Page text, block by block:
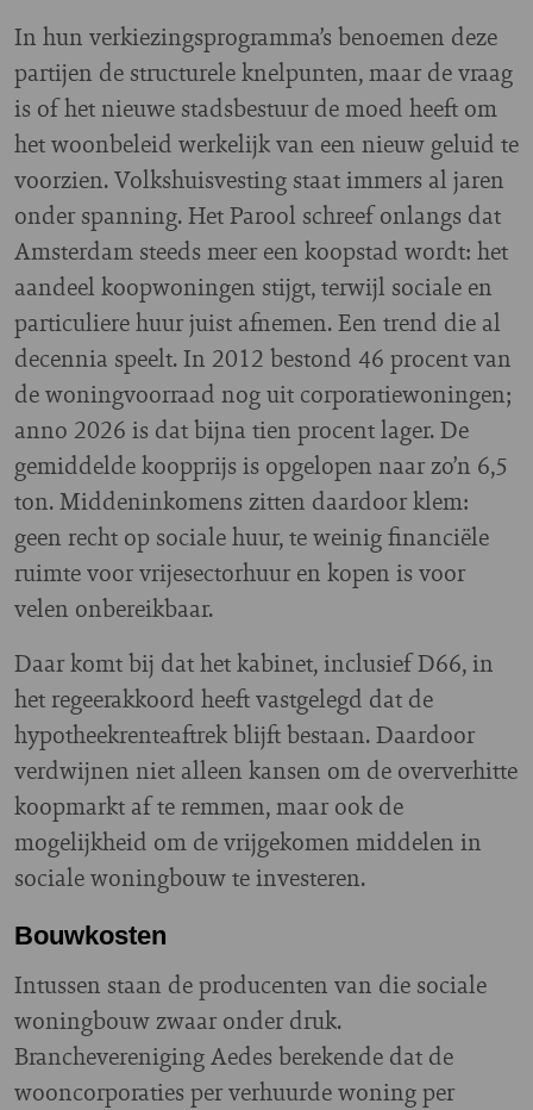
In hun verkiezingsprogramma’s benoemen deze
partijen de structurele knelpunten, maar de vraag
is of het nieuwe stadsbestuur de moed heeft om
het woonbeleid werkelijk van een nieuw geluid te
voorzien. Volkshuisvesting staat immers al jaren
onder spanning. Het Parool schreef onlangs dat
Amsterdam steeds meer een koopstad wordt: het
aandeel koopwoningen stijgt, terwijl sociale en
particuliere huur juist afnemen. Een trend die al
decennia speelt. In 2012 bestond 46 procent van
de woningvoorraad nog uit corporatiewoningen;
anno 2026 is dat bijna tien procent lager. De
gemiddelde koopprijs is opgelopen naar zo’n 6,5
ton. Middeninkomens zitten daardoor klem:
geen recht op sociale huur, te weinig financiële
ruimte voor vrijesectorhuur en kopen is voor
velen onbereikbaar.
Daar komt bij dat het kabinet, inclusief D66, in
het regeerakkoord heeft vastgelegd dat de
hypotheekrenteaftrek blijft bestaan. Daardoor
verdwijnen niet alleen kansen om de oververhitte
koopmarkt af te remmen, maar ook de
mogelijkheid om de vrijgekomen middelen in
sociale woningbouw te investeren.
Bouwkosten
Intussen staan de producenten van die sociale
woningbouw zwaar onder druk.
Branchevereniging Aedes berekende dat de
wooncorporaties per verhuurde woning per